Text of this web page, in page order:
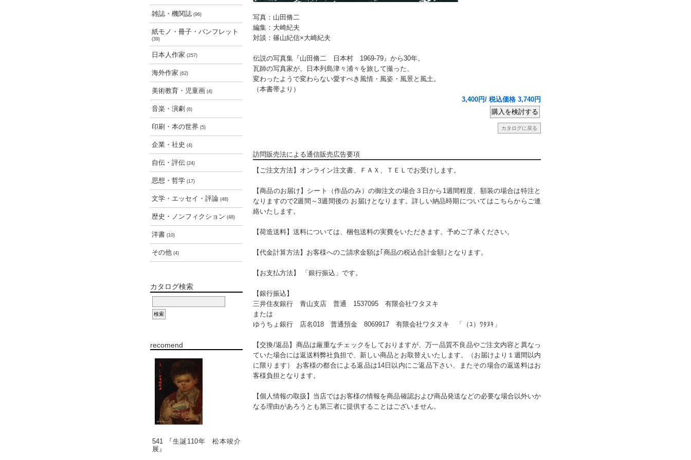
雑誌・機関誌 (96)
紙モノ・冊子・パンフレット
(39)
日本人作家 (257)
海外作家 (62)
美術教育・児童画 (4)
音楽・演劇 (6)
印刷・本の世界 (5)
企業・社史 (4)
自伝・評伝 (24)
思想・哲学 (17)
文学・エッセイ・評論 (48)
歴史・ノンフィクション (48)
洋書 (10)
その他 (4)
カタログ検索
recomend
541 『生誕110年 松本竣介
展』
写真：山田脩二
編集：大崎紀夫
対談：篠山紀信×大崎紀夫
伝説の写真集『山田脩二 日本村 1969-79』から30年。
瓦師の写真家が、日本列島津々浦々を旅して撮った、
変わったようで変わらない愛すべき風情・風姿・風景と風土。
（本書帯より）
3,400円/ 税込価格 3,740円
カタログに戻る
訪問販売法による通信販売広告要項
【ご注文方法】オンライン注文書、ＦＡＸ、ＴＥＬでお受けします。
【商品のお届け】シート（作品のみ）の御注文の場合３日から1週間程度、額装の場合は特注と
なりますので2週間～3週間後の お届けとなります。詳しい納品時期についてはこちらからご連
絡いたします。
【荷造送料】送料については、梱包送料の実費をいただきます。予めご了承ください。
【代金計算方法】お客様へのご請求金額は｢商品の税込合計金額｣となります。
【お支払方法】 「銀行振込」です。
【銀行振込】
三井住友銀行 青山支店 普通 1537095 有限会社ワタヌキ
または
ゆうちょ銀行 店名018 普通預金 8069917 有限会社ワタヌキ 「（ﾕ）ﾜﾀﾇｷ」
【交換/返品】商品は厳重なチェックをしておりますが、万一品質不良品やご注文内容と異なっ
ていた場合には返送料弊社負担で、新しい商品とお取替えいたします。（お届けより１週間以内
に限ります） お客様の都合による返品は14日以内にご返品下さい、またその場合の返送料はお
客様負担となります。
【個人情報の取扱】当店ではお客様の情報を商品確認および商品発送などの必要な場合以外いか
なる理由があろうとも第三者に提供することはございません。